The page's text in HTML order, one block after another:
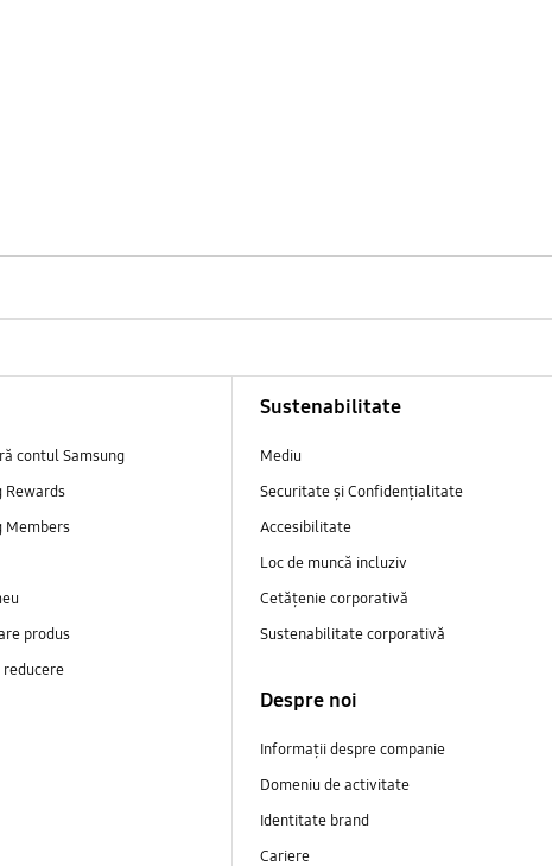
contul Samsung
Rewards
Members
produs
reducere
Sustenabilitate
Mediu
Securitate și Confidențialitate
Accesibilitate
Loc de muncă incluziv
Cetățenie corporativă
Sustenabilitate corporativă
Despre noi
Informații despre companie
Domeniu de activitate
Identitate brand
Cariere